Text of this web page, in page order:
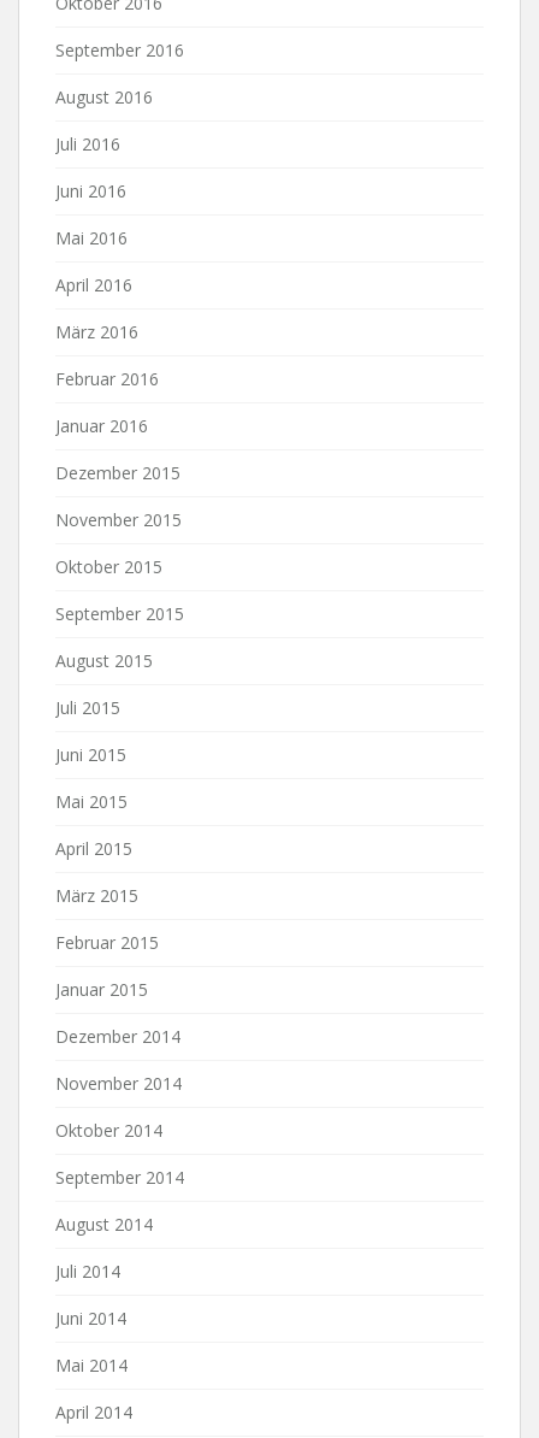
September 2016
August 2016
Juli 2016
Juni 2016
Mai 2016
April 2016
März 2016
Februar 2016
Januar 2016
Dezember 2015
November 2015
Oktober 2015
September 2015
August 2015
Juli 2015
Juni 2015
Mai 2015
April 2015
März 2015
Februar 2015
Januar 2015
Dezember 2014
November 2014
Oktober 2014
September 2014
August 2014
Juli 2014
Juni 2014
Mai 2014
April 2014